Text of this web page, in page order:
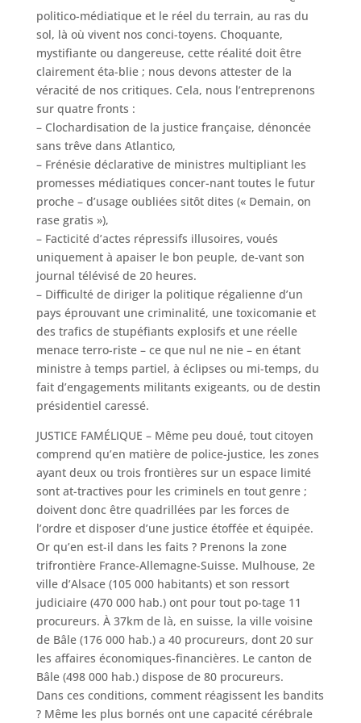
politico-médiatique et le réel du terrain, au ras du
sol, là où vivent nos conci-toyens. Choquante,
mystifiante ou dangereuse, cette réalité doit être
clairement éta-blie ; nous devons attester de la
véracité de nos critiques. Cela, nous l’entreprenons
sur quatre fronts :
– Clochardisation de la justice française, dénoncée
sans trêve dans Atlantico,
– Frénésie déclarative de ministres multipliant les
promesses médiatiques concer-nant toutes le futur
proche – d’usage oubliées sitôt dites (« Demain, on
rase gratis »),
– Facticité d’actes répressifs illusoires, voués
uniquement à apaiser le bon peuple, de-vant son
journal télévisé de 20 heures.
– Difficulté de diriger la politique régalienne d’un
pays éprouvant une criminalité, une toxicomanie et
des trafics de stupéfiants explosifs et une réelle
menace terro-riste – ce que nul ne nie – en étant
ministre à temps partiel, à éclipses ou mi-temps, du
fait d’engagements militants exigeants, ou de destin
présidentiel caressé.
JUSTICE FAMÉLIQUE – Même peu doué, tout citoyen
comprend qu’en matière de police-justice, les zones
ayant deux ou trois frontières sur un espace limité
sont at-tractives pour les criminels en tout genre ;
doivent donc être quadrillées par les forces de
l’ordre et disposer d’une justice étoffée et équipée.
Or qu’en est-il dans les faits ? Prenons la zone
trifrontière France-Allemagne-Suisse. Mulhouse, 2e
ville d’Alsace (105 000 habitants) et son ressort
judiciaire (470 000 hab.) ont pour tout po-tage 11
procureurs. À 37km de là, en suisse, la ville voisine
de Bâle (176 000 hab.) a 40 procureurs, dont 20 sur
les affaires économiques-financières. Le canton de
Bâle (498 000 hab.) dispose de 80 procureurs.
Dans ces conditions, comment réagissent les bandits
? Même les plus bornés ont une capacité cérébrale